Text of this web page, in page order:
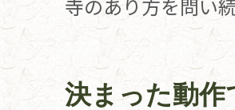
寺のあり方を問い
決まった動作